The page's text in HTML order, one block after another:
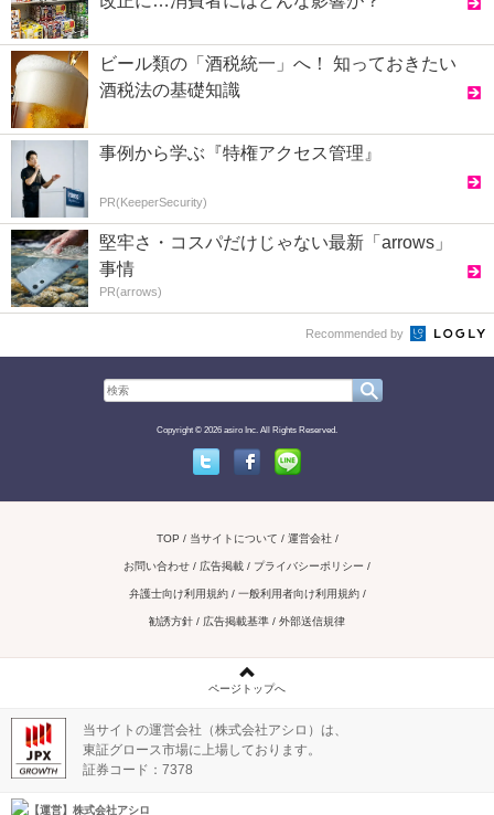
ビール類の「酒税統一」へ！ 知っておきたい
酒税法の基礎知識
事例から学ぶ『特権アクセス管理』
PR(KeeperSecurity)
堅牢さ・コスパだけじゃない最新「arrows」
事情
PR(arrows)
Recommended by
Copyright © 2026 asiro Inc. All Rights Reserved.
TOP 当サイトについて 運営会社
お問い合わせ / 広告掲載 プライバシーポリシー
弁護士向け利用規約 一般利用者向け利用規約
勧誘方針 広告掲載基準 外部送信規律
ページトップへ
当サイトの運営会社（株式会社アシロ）は、
東証グロース市場に上場しております。
証券コード：7378
【運営】株式会社アシロ